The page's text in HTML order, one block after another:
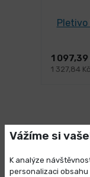
Pletivo
1 097,39
1 327,84
Vážíme si
K analýze
personalizaci obsahu